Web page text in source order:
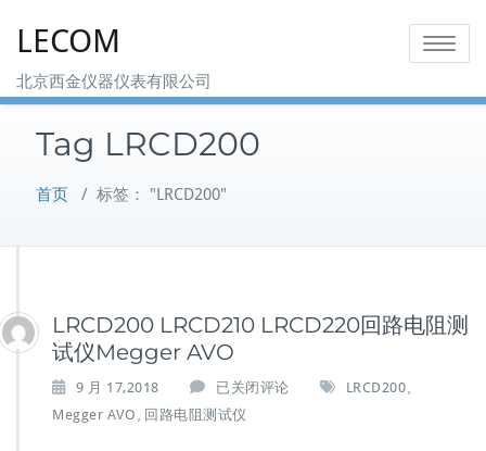
LECOM
北京西金仪器仪表有限公司
Toggle
Tag LRCD200
首页 / 标签： "LRCD200"
LRCD200 LRCD210 LRCD220回路电阻测
试仪Megger AVO
9 月 17,2018
L
R
已关闭评论 LRCD200
Megger AVO 回路电阻测试仪